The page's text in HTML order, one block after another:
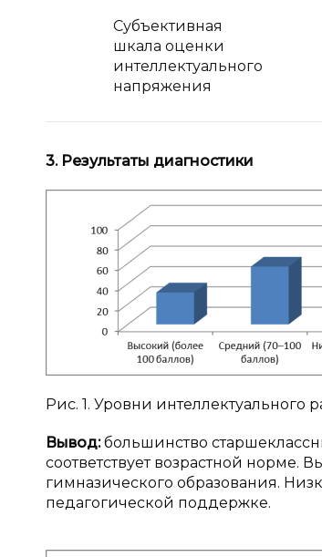
Субъективная
шкала оценки
интеллектуального
напряжения
3. Результаты диагностики
Рис. 1. Уровни интеллектуального
Вывод:большинство
соответствует возрастной норме.
гимназического образования.
педагогической поддержке.